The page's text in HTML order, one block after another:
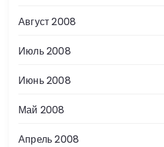
Август 2008
Июль 2008
Июнь 2008
Май 2008
Апрель 2008